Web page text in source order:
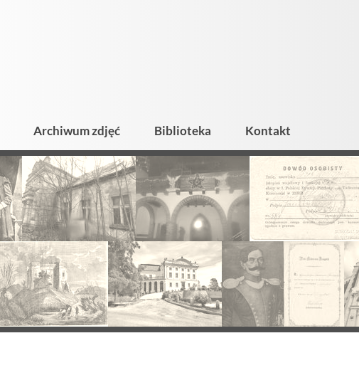
Archiwum zdjęć Biblioteka Kontakt